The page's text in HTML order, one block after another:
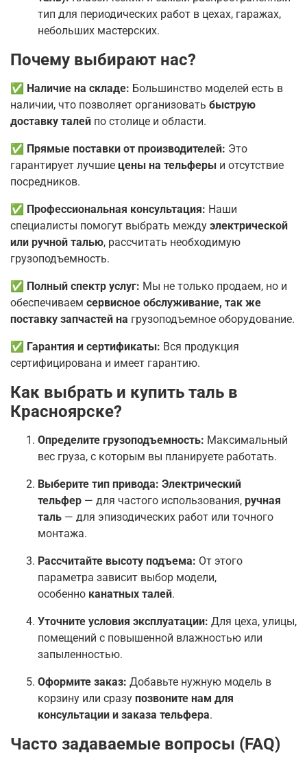
тип для периодических работ в цехах, гаражах,
небольших мастерских.
Почему выбирают нас?
✅ Наличие на складе: Большинство моделей есть в
наличии, что позволяет организовать быструю
доставку талей по столице и области.
✅ Прямые поставки от производителей: Это
гарантирует лучшие цены на тельферы и отсутствие
посредников.
✅ Профессиональная консультация: Наши
специалисты помогут выбрать между электрической
или ручной талью, рассчитать необходимую
грузоподъемность.
✅ Полный спектр услуг: Мы не только продаем, но и
обеспечиваем сервисное обслуживание, так же
поставку запчастей на грузоподъемное оборудование.
✅ Гарантия и сертификаты: Вся продукция
сертифицирована и имеет гарантию.
Как выбрать и купить таль в
Красноярске?
Определите грузоподъемность: Максимальный
вес груза, с которым вы планируете работать.
Выберите тип привода: Электрический
тельфер — для частого использования, ручная
таль — для эпизодических работ или точного
монтажа.
Рассчитайте высоту подъема: От этого
параметра зависит выбор модели,
особенно канатных талей.
Уточните условия эксплуатации: Для цеха, улицы,
помещений с повышенной влажностью или
запыленностью.
Оформите заказ: Добавьте нужную модель в
корзину или сразу позвоните нам для
консультации и заказа тельфера.
Часто задаваемые вопросы (FAQ)